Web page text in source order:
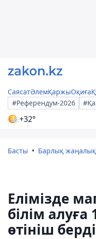
СаясатӘлемҚаржыОқиға
#Референдум-2026
+32°
Басты Барлық
Елімізде
білім
өтініш берді